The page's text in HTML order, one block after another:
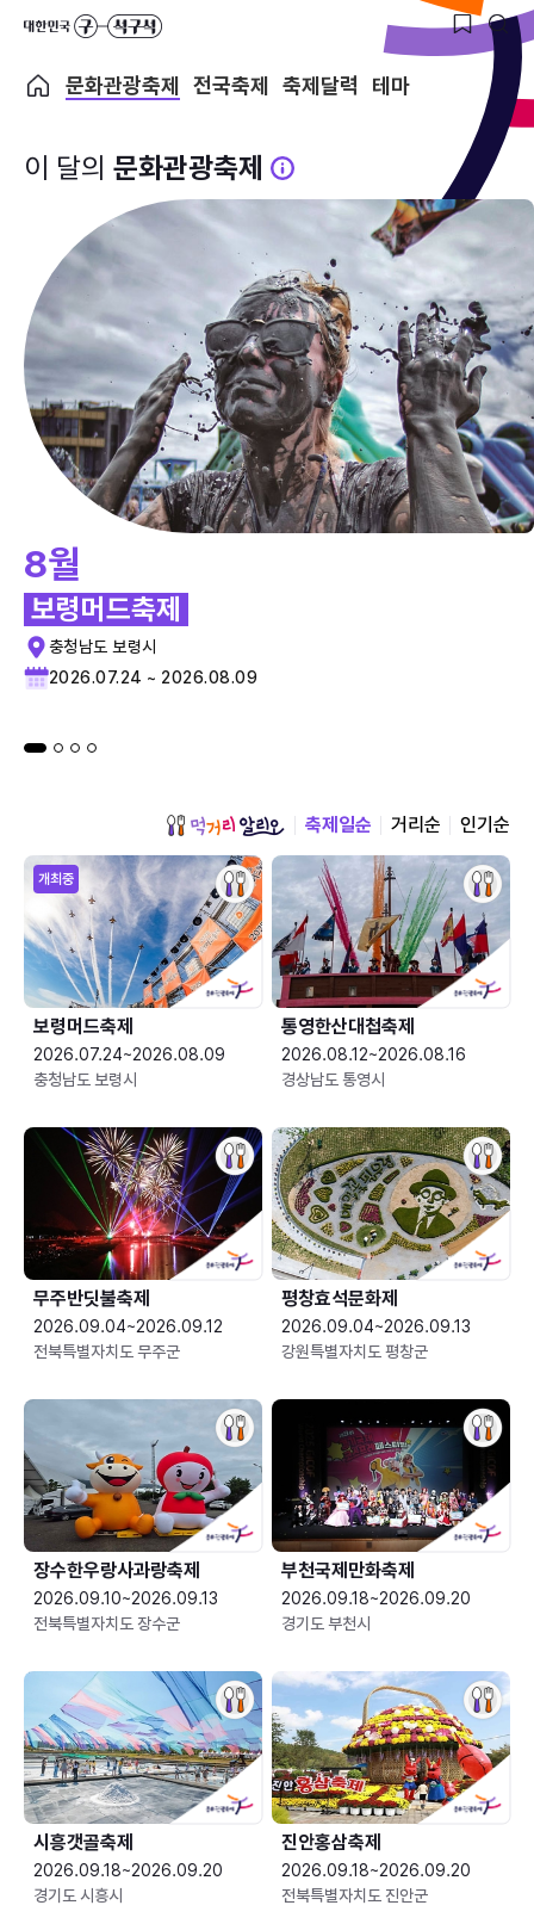
문화관광축제 전국축제 축제달력 테마
이 달의 문화관광축제
8월
보령머드축제
충청남도 보령시
2026.07.24 ~ 2026.08.09
축제일순 거리순 인기순
개최중
보령머드축제
2026.07.24~2026.08.09
충청남도 보령시
통영한산대첩축제
2026.08.12~2026.08.16
경상남도 통영시
무주반딧불축제
2026.09.04~2026.09.12
전북특별자치도 무주군
평창효석문화제
2026.09.04~2026.09.13
강원특별자치도 평창군
장수한우랑사과랑축제
2026.09.10~2026.09.13
전북특별자치도 장수군
부천국제만화축제
2026.09.18~2026.09.20
경기도 부천시
시흥갯골축제
2026.09.18~2026.09.20
경기도 시흥시
진안홍삼축제
2026.09.18~2026.09.20
전북특별자치도 진안군